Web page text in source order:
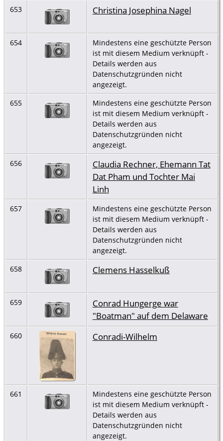
653
Christina Josephina Nagel
654
Mindestens eine geschützte Person
ist mit diesem Medium verknüpft -
Details werden aus
Datenschutzgründen nicht
angezeigt.
655
Mindestens eine geschützte Person
ist mit diesem Medium verknüpft -
Details werden aus
Datenschutzgründen nicht
angezeigt.
656
Claudia Rechner, Ehemann Tat
Dat Pham und Tochter Mai
Linh
657
Mindestens eine geschützte Person
ist mit diesem Medium verknüpft -
Details werden aus
Datenschutzgründen nicht
angezeigt.
658
Clemens Hasselkuß
659
Conrad Hungerge war
"Boatman" auf dem Delaware
660 Conradi-Wilhelm
661
Mindestens eine geschützte Person
ist mit diesem Medium verknüpft -
Details werden aus
Datenschutzgründen nicht
angezeigt.